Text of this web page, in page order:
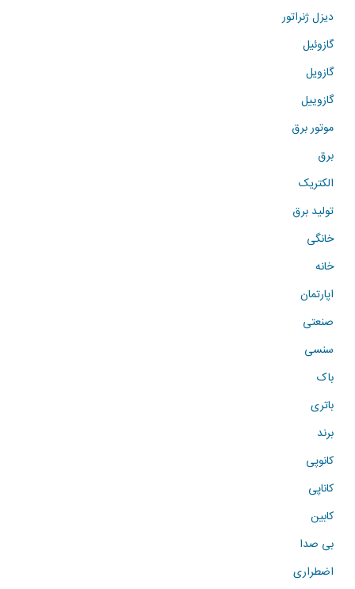
دیزل ژنراتور
گازوئیل
گازویل
گازوییل
موتور برق
برق
الکتریک
تولید برق
خانگی
خانه
اپارتمان
صنعتی
سنسی
باک
باتری
برند
کانوپی
کاناپی
کابین
بی صدا
اضطراری